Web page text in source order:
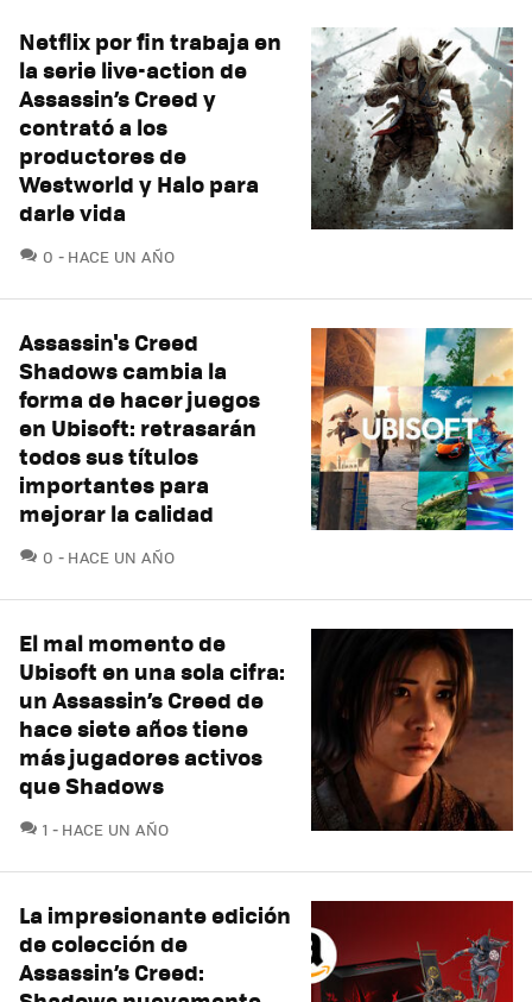
Netflix por fin trabaja en
la serie live-action de
Assassin’s Creed y
contrató a los
productores de
Westworld y Halo para
darle vida
0 COMENTARIOS
HACE UN AÑO
Assassin's Creed
Shadows cambia la
forma de hacer juegos
en Ubisoft: retrasarán
todos sus títulos
importantes para
mejorar la calidad
0 COMENTARIOS
HACE UN AÑO
El mal momento de
Ubisoft en una sola cifra:
un Assassin’s Creed de
hace siete años tiene
más jugadores activos
que Shadows
1 COMENTARIOS
HACE UN AÑO
La impresionante edición
de colección de
Assassin’s Creed: